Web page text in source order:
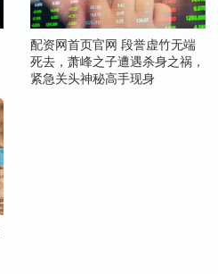
配资网首页官网 段誉虚竹无端
死去，萧峰之子遭遇杀身之祸，
紧急关头神秘高手现身